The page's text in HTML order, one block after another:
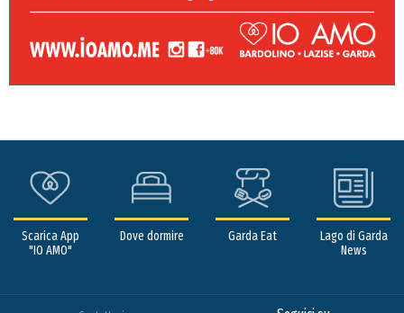
Scarica App
"IO AMO"
Dove dormire Garda Eat
Lago di Garda
News